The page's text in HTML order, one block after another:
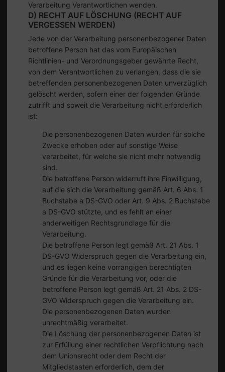
Verarbeitung Verantwortlichen wenden.
D) RECHT AUF LÖSCHUNG (RECHT AUF
VERGESSEN WERDEN)
Jede von der Verarbeitung personenbezogener Daten
betroffene Person hat das vom Europäischen
Richtlinien- und Verordnungsgeber gewährte Recht,
von dem Verantwortlichen zu verlangen, dass die sie
betreffenden personenbezogenen Daten unverzüglich
gelöscht werden, sofern einer der folgenden Gründe
zutrifft und soweit die Verarbeitung nicht erforderlich
ist:
Die personenbezogenen Daten wurden für solche
Zwecke erhoben oder auf sonstige Weise
verarbeitet, für welche sie nicht mehr notwendig
sind.
Die betroffene Person widerruft ihre Einwilligung,
auf die sich die Verarbeitung gemäß Art. 6 Abs. 1
Buchstabe a DS-GVO oder Art. 9 Abs. 2 Buchstabe
a DS-GVO stützte, und es fehlt an einer
anderweitigen Rechtsgrundlage für die
Verarbeitung.
Die betroffene Person legt gemäß Art. 21 Abs. 1
DS-GVO Widerspruch gegen die Verarbeitung ein,
und es liegen keine vorrangigen berechtigten
Gründe für die Verarbeitung vor, oder die
betroffene Person legt gemäß Art. 21 Abs. 2 DS-
GVO Widerspruch gegen die Verarbeitung ein.
Die personenbezogenen Daten wurden
unrechtmäßig verarbeitet.
Die Löschung der personenbezogenen Daten ist
zur Erfüllung einer rechtlichen Verpflichtung nach
dem Unionsrecht oder dem Recht der
Mitgliedstaaten erforderlich, dem der